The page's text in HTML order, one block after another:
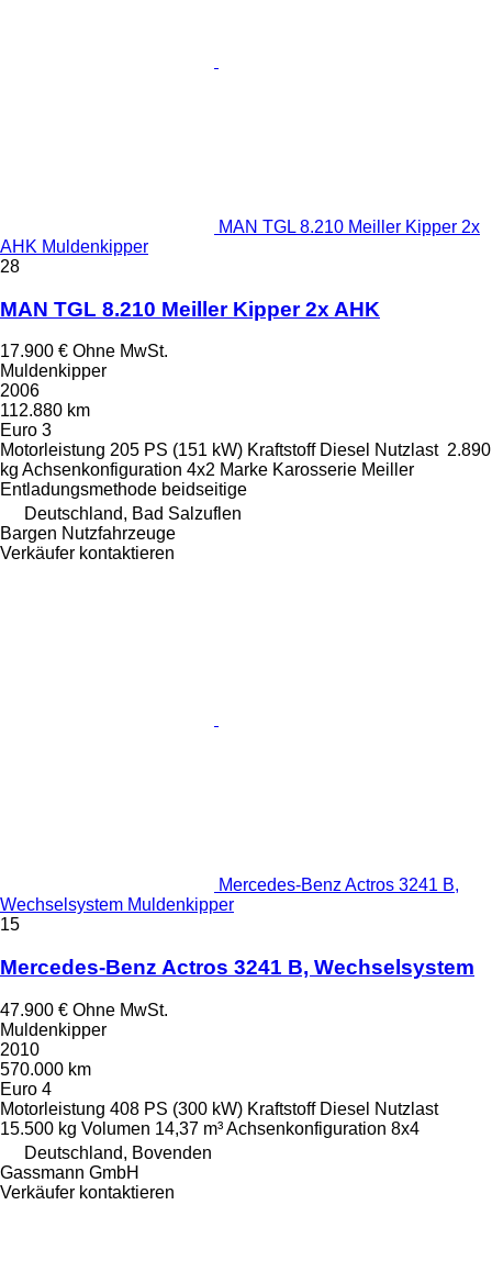
MAN TGL 8.210 Meiller Kipper 2x
AHK Muldenkipper
28
MAN TGL 8.210 Meiller Kipper 2x AHK
17.900 € Ohne MwSt.
Muldenkipper
2006
112.880 km
Euro 3
Motorleistung 205 PS (151 kW) Kraftstoff Diesel Nutzlast 2.890
kg Achsenkonfiguration 4x2 Marke Karosserie Meiller
Entladungsmethode beidseitige
Deutschland, Bad Salzuflen
Bargen Nutzfahrzeuge
Verkäufer kontaktieren
Mercedes-Benz Actros 3241 B,
Wechselsystem Muldenkipper
15
Mercedes-Benz Actros 3241 B, Wechselsystem
47.900 € Ohne MwSt.
Muldenkipper
2010
570.000 km
Euro 4
Motorleistung 408 PS (300 kW) Kraftstoff Diesel Nutzlast
15.500 kg Volumen 14,37 m³Achsenkonfiguration 8x4
Deutschland, Bovenden
Gassmann GmbH
Verkäufer kontaktieren